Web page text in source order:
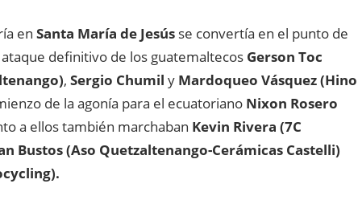
en Santa María de Jesús se convertía en el punto de
definitivo de los guatemaltecos Gerson Toc
, Sergio Chumil y Mardoqueo Vásquez (Hino
de la agonía para el ecuatoriano Nixon Rosero
a ellos también marchaban Kevin Rivera (7C
Bustos (Aso Quetzaltenango-Cerámicas Castelli)